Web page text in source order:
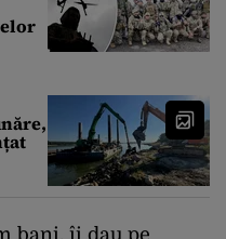
bani, îi dau pe